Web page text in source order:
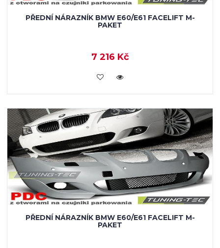
PŘEDNÍ NÁRAZNÍK BMW E60/E61 FACELIFT M-
PAKET
7 216 Kč
KOUPIT
PŘEDNÍ NÁRAZNÍK BMW E60/E61 FACELIFT M-
PAKET